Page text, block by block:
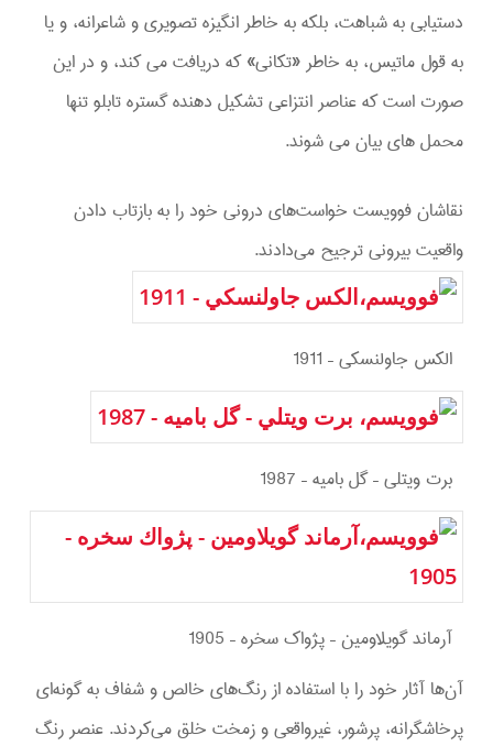
دستیابی به شباهت، بلکه به خاطر انگیزه تصویری و شاعرانه، و یا
به قول ماتیس، به خاطر «تکانی» که دریافت می کند، و در این
صورت است که عناصر انتزاعی تشکیل دهنده گستره تابلو تنها
محمل های بیان می شوند.
نقاشان فوویست خواست‌های درونی خود را به بازتاب دادن
واقعیت بیرونی ترجیح می‌دادند.
الكس جاولنسكي – 1911
برت ويتلي – گل باميه – 1987
آرماند گويلاومين – پژواك سخره – 1905
آن‌ها آثار خود را با استفاده از رنگ‌های خالص و شفاف به گونه‌ای
پرخاشگرانه، پرشور، غیرواقعی و زمخت خلق می‌کردند. عنصر رنگ